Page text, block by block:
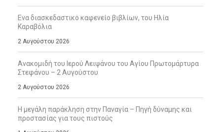
Ενα διασκεδαστικό καφενείο βιβλίων, του Ηλία
Καραβόλια
2 Αυγούστου 2026
Ανακομιδή του Ιερού Λειψάνου του Αγίου Πρωτομάρτυρα
Στεφάνου – 2 Αυγούστου
2 Αυγούστου 2026
Η μεγάλη παράκληση στην Παναγία – Πηγή δύναμης και
προστασίας για τους πιστούς